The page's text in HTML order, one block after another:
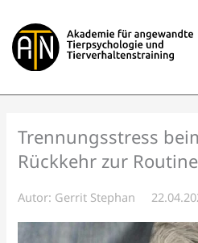
Inhalt
springen
Trennungsstress
Rückkehr zur Routine
Autor: Gerrit Stephan